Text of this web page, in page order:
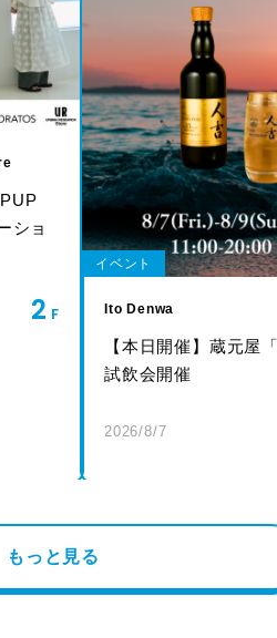
ショ
2
イベント
Ito Denwa
【本日開催】蔵元屋
試飲会開催
2026/8/7
もっと見る